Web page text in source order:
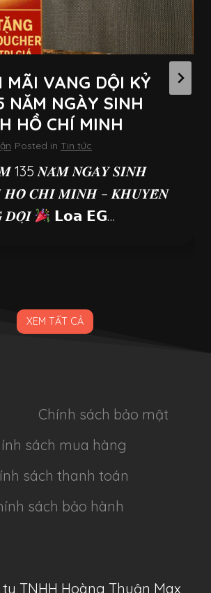
MÃI VANG DỘI KỶ
NĂM NGÀY SINH
HỒ CHÍ MINH
Posted in Tin tức
135 𝑵𝑨̆𝑴 𝑵𝑮𝑨̀𝒀 𝑺𝑰𝑵𝑯
𝑯𝑶̂̀ 𝑪𝑯𝑰́ 𝑴𝑰𝑵𝑯 – 𝑲𝑯𝑼𝒀𝑬̂́𝑵
𝑫𝑶̣̂𝑰
𝗟𝗼𝗮 𝗘𝗚…
XEM TẤT CẢ
Chính sách bảo mật
sách mua hàng
sách thanh toán
sách bảo hành
TNHH Hoàng Thuận Max